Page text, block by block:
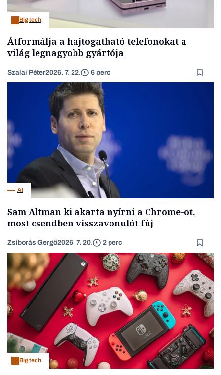
Big tech
Átformálja a hajtogatható telefonokat a
világ legnagyobb gyártója
Szalai Péter2026. 7. 22. 6 perc
AI
Sam Altman ki akarta nyírni a Chrome-ot,
most csendben visszavonulót fúj
Zsiborás Gergő2026. 7. 20. 2 perc
Big tech